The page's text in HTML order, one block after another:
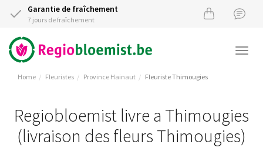
Garantie de fraîchement
7 jours de fraîchement
Home Fleuristes Province Hainaut Fleuriste Thimougies
Regiobloemist livre a Thimougies
(livraison des fleurs Thimougies)